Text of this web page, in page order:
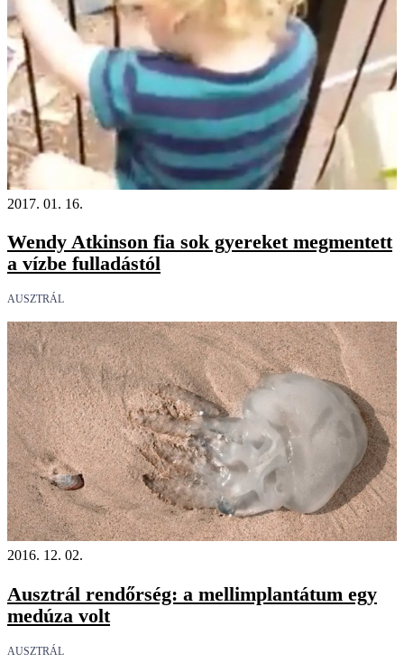
2017. 01. 16.
Wendy Atkinson fia sok gyereket megmentett
a vízbe fulladástól
AUSZTRÁL
2016. 12. 02.
Ausztrál rendőrség: a mellimplantátum egy
medúza volt
AUSZTRÁL